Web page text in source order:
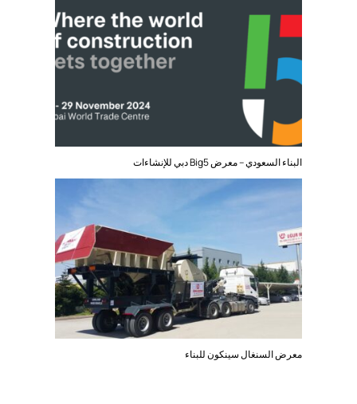
البناء السعودي – معرض Big5 دبي للإنشاءات
معرض السنغال سينكون للبناء